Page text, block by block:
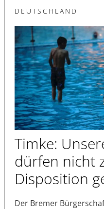
DEUTSCHLAND
Timke:
dürfen nicht
Disposition
Der Bremer